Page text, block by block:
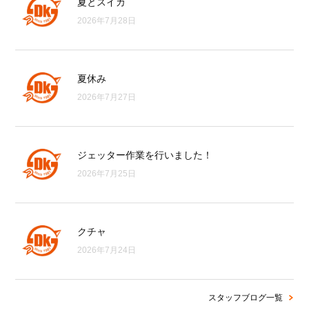
2026年7月28日
夏休み
2026年7月27日
ジェッター作業を行いました！
2026年7月25日
クチャ
2026年7月24日
スタッフブログ一覧